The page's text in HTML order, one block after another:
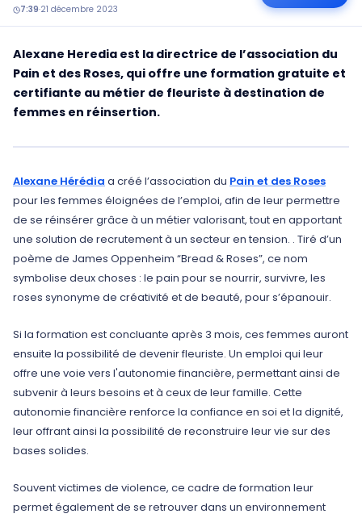
7:39·21 décembre 2023
Alexane Heredia est la directrice de l’association du
Pain et des Roses, qui offre une formation gratuite et
certifiante au métier de fleuriste à destination de
femmes en réinsertion.
Alexane Hérédia a créé l’association du Pain et des Roses
pour les femmes éloignées de l’emploi, afin de leur permettre
de se réinsérer grâce à un métier valorisant, tout en apportant
une solution de recrutement à un secteur en tension. . Tiré d’un
poème de James Oppenheim “Bread & Roses”, ce nom
symbolise deux choses : le pain pour se nourrir, survivre, les
roses synonyme de créativité et de beauté, pour s’épanouir.
Si la formation est concluante après 3 mois, ces femmes auront
ensuite la possibilité de devenir fleuriste. Un emploi qui leur
offre une voie vers l'autonomie financière, permettant ainsi de
subvenir à leurs besoins et à ceux de leur famille. Cette
autonomie financière renforce la confiance en soi et la dignité,
leur offrant ainsi la possibilité de reconstruire leur vie sur des
bases solides.
Souvent victimes de violence, ce cadre de formation leur
permet également de se retrouver dans un environnement